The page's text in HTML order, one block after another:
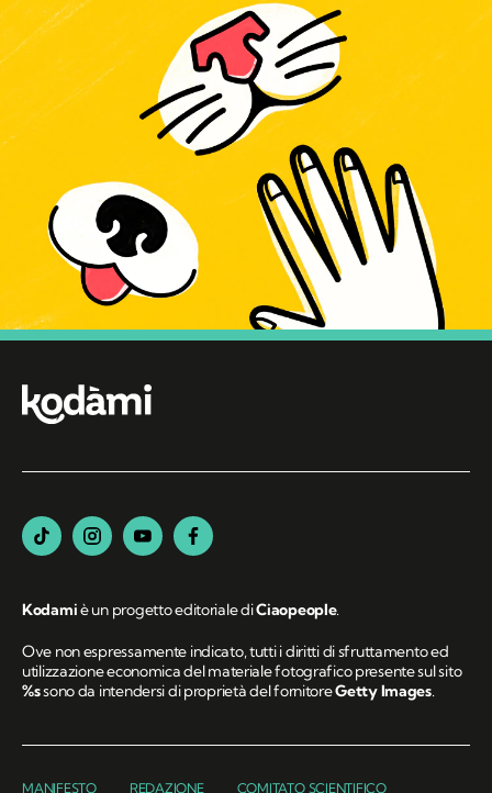
Kodamiè un progetto editoriale diCiaopeople.
Ove non espressamente indicato, tutti i diritti di sfruttamento ed
utilizzazione economica del materiale fotografico presente sul sito
%ssono da intendersi di proprietà del fornitoreGetty Images.
MANIFESTO REDAZIONE COMITATO SCIENTIFICO